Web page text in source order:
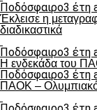
Ποδόσφαιρο3 έτη
Έκλεισε η
διαδικαστικά
Ποδόσφαιρο3 έτη
Η ενδεκάδα του
Ποδόσφαιρο3 έτη
ΠΑΟΚ –